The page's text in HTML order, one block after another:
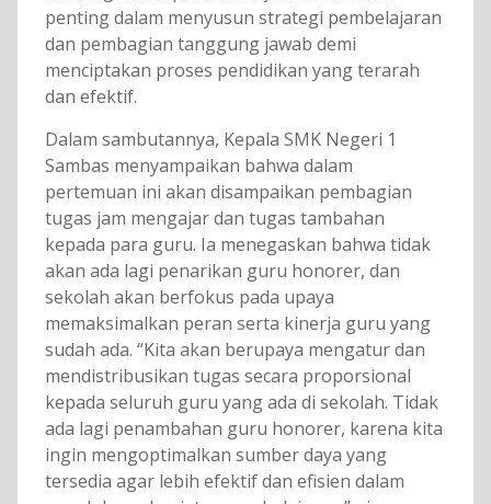
penting dalam menyusun strategi pembelajaran
dan pembagian tanggung jawab demi
menciptakan proses pendidikan yang terarah
dan efektif.
Dalam sambutannya, Kepala SMK Negeri 1
Sambas menyampaikan bahwa dalam
pertemuan ini akan disampaikan pembagian
tugas jam mengajar dan tugas tambahan
kepada para guru. Ia menegaskan bahwa tidak
akan ada lagi penarikan guru honorer, dan
sekolah akan berfokus pada upaya
memaksimalkan peran serta kinerja guru yang
sudah ada. “Kita akan berupaya mengatur dan
mendistribusikan tugas secara proporsional
kepada seluruh guru yang ada di sekolah. Tidak
ada lagi penambahan guru honorer, karena kita
ingin mengoptimalkan sumber daya yang
tersedia agar lebih efektif dan efisien dalam